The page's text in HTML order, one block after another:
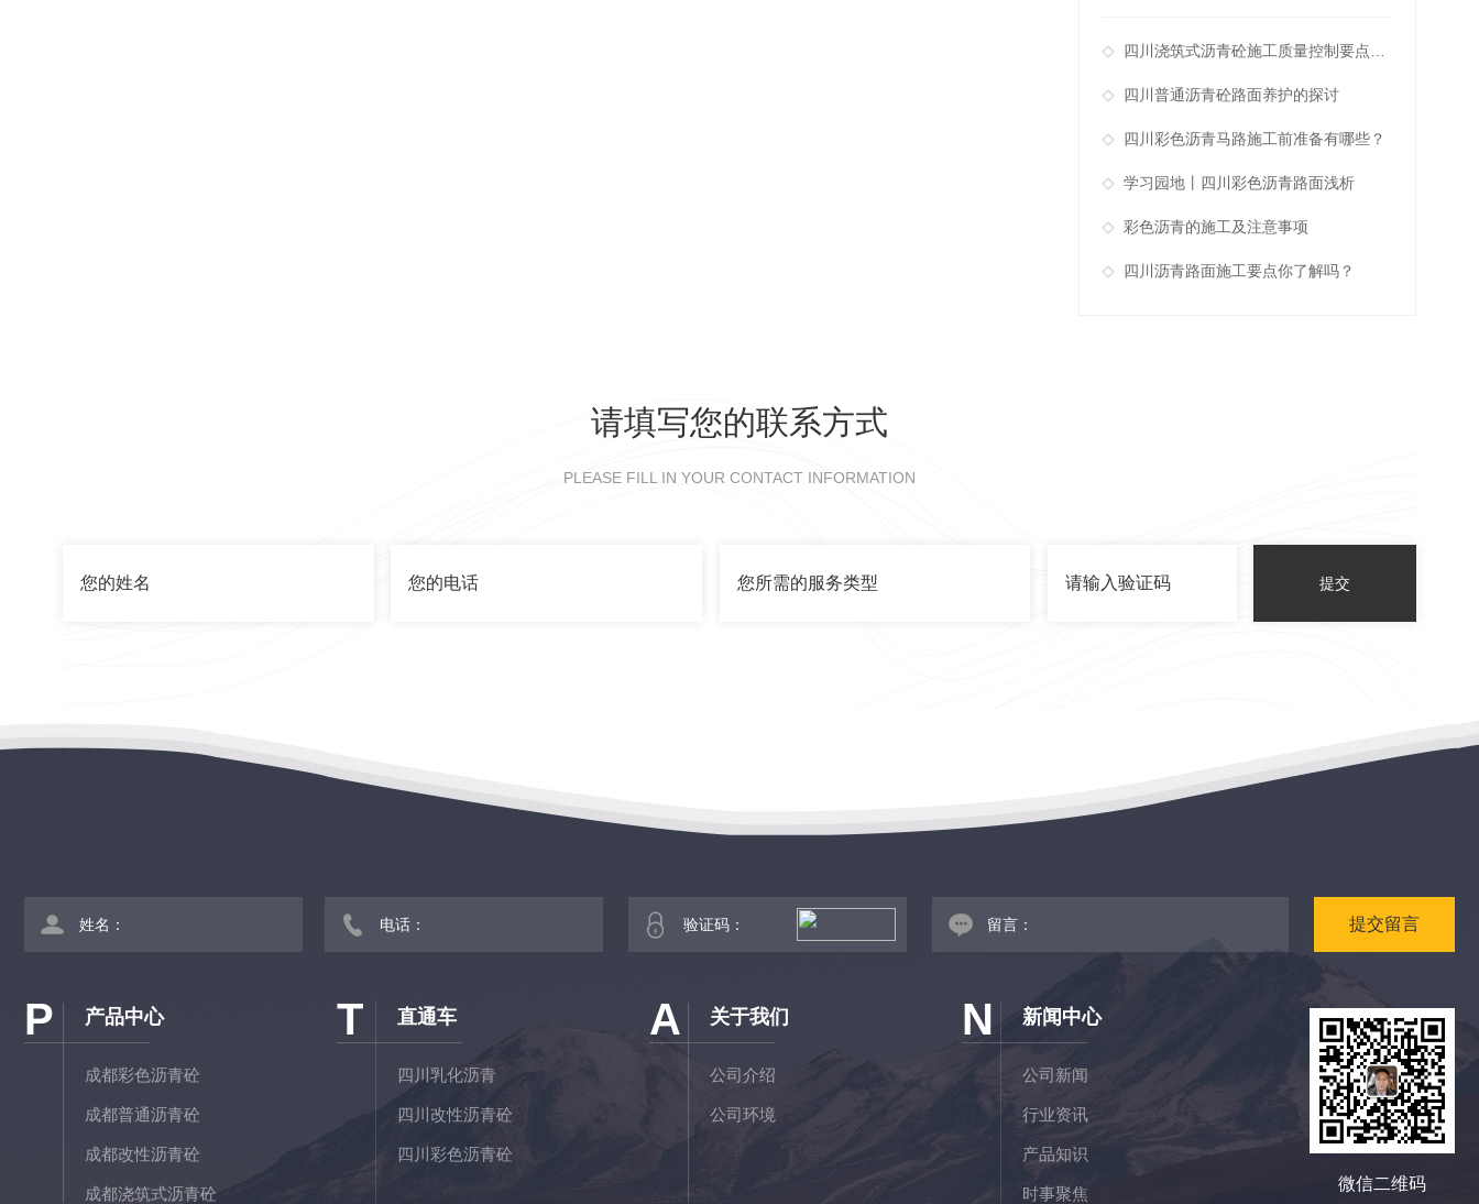
四川浇筑式沥青砼施工质量控制要点浅析 ?
四川普通沥青砼路面养护的探讨
四川彩色沥青马路施工前准备有哪些？
学习园地丨四川彩色沥青路面浅析
彩色沥青的施工及注意事项
四川沥青路面施工要点你了解吗？
请填写您的联系方式
PLEASE FILL IN YOUR CONTACT INFORMATION
提交
提交留言
P 产品中心
成都彩色沥青砼
成都普通沥青砼
成都改性沥青砼
成都浇筑式沥青砼
T 直通车
四川乳化沥青
四川改性沥青砼
四川彩色沥青砼
A 关于我们
公司介绍
公司环境
N 新闻中心
公司新闻
行业资讯
产品知识
时事聚焦
微信二维码